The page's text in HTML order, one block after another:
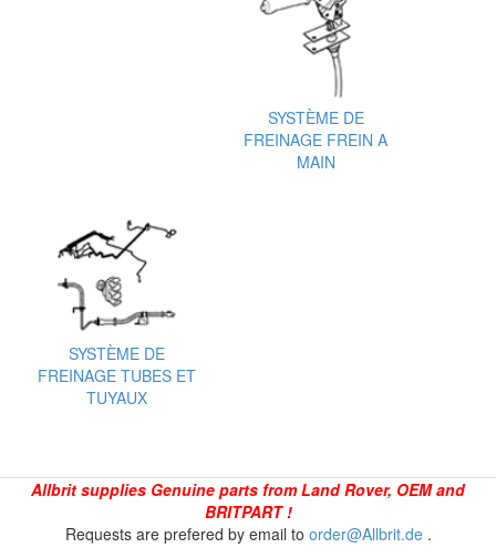
SYSTÈME DE
FREINAGE FREIN A
MAIN
SYSTÈME DE
FREINAGE TUBES ET
TUYAUX
Allbrit supplies Genuine parts from Land Rover, OEM and
BRITPART !
Requests are prefered by email to order@Allbrit.de.